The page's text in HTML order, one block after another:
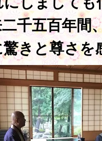
千五百年間
きと尊さを